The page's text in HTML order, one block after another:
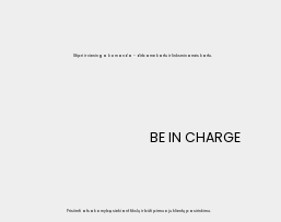
Stipri ir vieninga komanda - dirbame kartu ir linksminamės kartu.
BE IN CHARGE
Prisiimti atsakomybę siekiant tikslų ir būti pirmuoju klientų pasirinkimu.